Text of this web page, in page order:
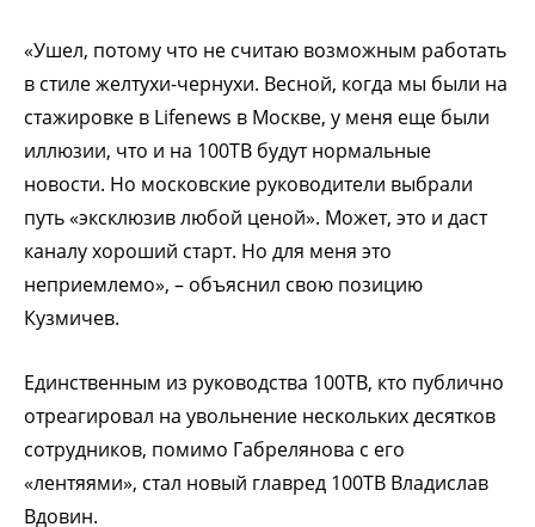
«Ушел, потому что не считаю возможным работать
в стиле желтухи-чернухи. Весной, когда мы были на
стажировке в Lifenews в Москве, у меня еще были
иллюзии, что и на 100ТВ будут нормальные
новости. Но московские руководители выбрали
путь «эксклюзив любой ценой». Может, это и даст
каналу хороший старт. Но для меня это
неприемлемо», – объяснил свою позицию
Кузмичев.
Единственным из руководства 100ТВ, кто публично
отреагировал на увольнение нескольких десятков
сотрудников, помимо Габрелянова с его
«лентяями», стал новый главред 100ТВ Владислав
Вдовин.